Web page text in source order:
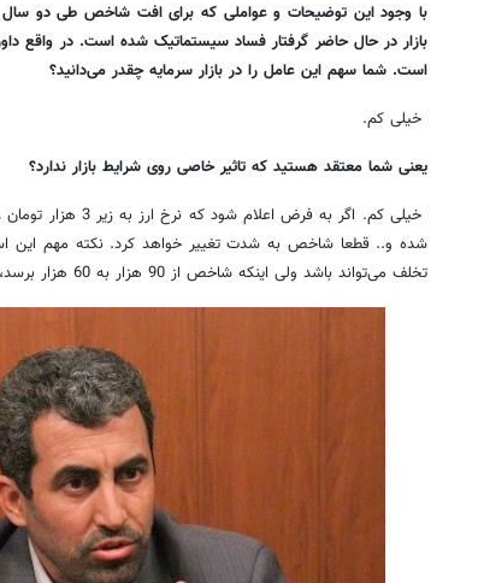
با وجود این توضیحات و عواملی که برای افت شاخص طی دو
بازار در حال حاضر گرفتار فساد سیستماتیک شده است. در واقع
است. شما سهم این عامل را در بازار سرمایه چقدر می‌دانید؟
خیلی کم.
یعنی شما معتقد هستید که تاثیر خاصی روی شرایط بازار ندارد؟
شده و.. قطعا شاخص به شدت تغییر خواهد کرد. نکته مهم این
تخلف می‌تواند باشد ولی اینکه شاخص از 90 هزار به 60 هزار برسد، علتش قطعا تخلف نیست.